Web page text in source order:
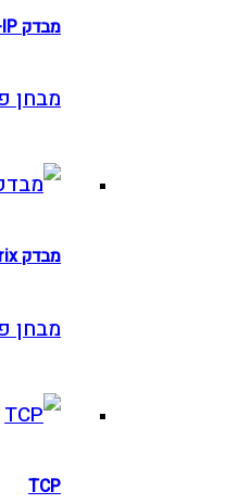
מבחן פגיעות CVE-2020-5902
מבחן פגיעות CVE-2019-19781